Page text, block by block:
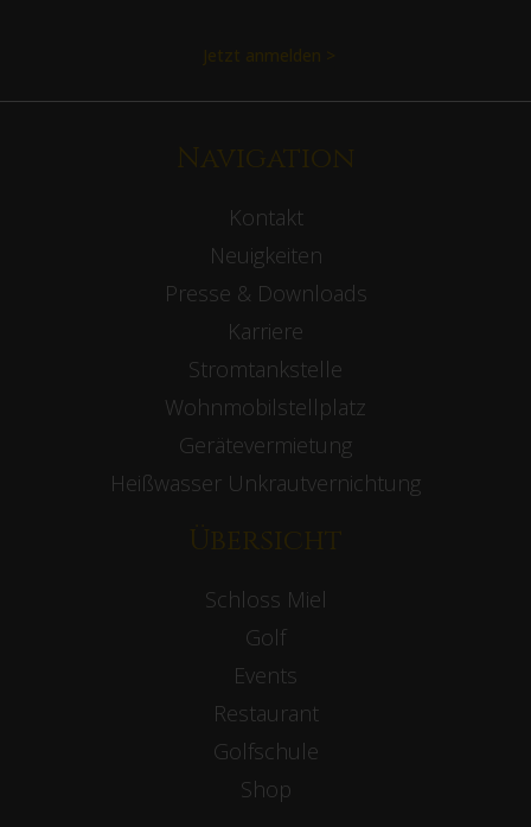
Jetzt anmelden >
Navigation
Kontakt
Neuigkeiten
Presse & Downloads
Karriere
Stromtankstelle
Wohnmobilstellplatz
Gerätevermietung
Heißwasser Unkrautvernichtung
Übersicht
Schloss Miel
Golf
Events
Restaurant
Golfschule
Shop